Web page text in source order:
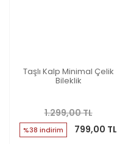
Taşlı Kalp Minimal Çelik
Bileklik
1.299,00 TL
%38 indirim 799,00 TL